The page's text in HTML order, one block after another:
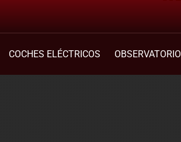
COCHES ELÉCTRICOS OBSERVATORIO